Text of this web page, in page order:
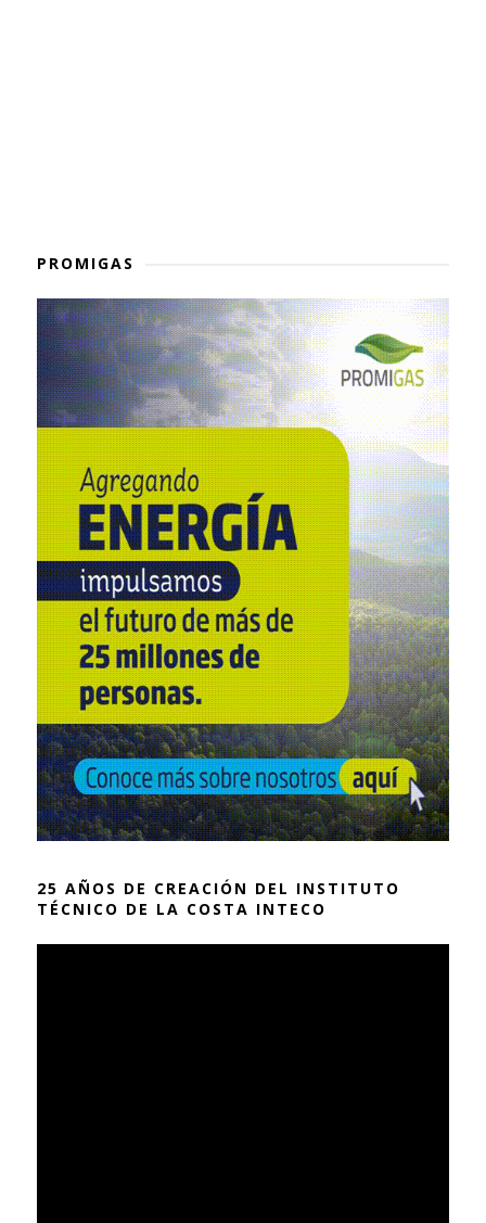
PROMIGAS
25 AÑOS DE CREACIÓN DEL INSTITUTO
TÉCNICO DE LA COSTA INTECO